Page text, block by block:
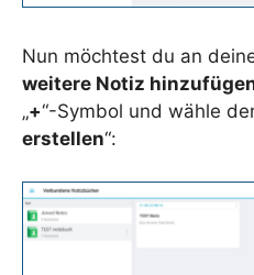
Nun möchtest du an
weitere Notiz
„+“-Symbol und wähle
erstellen“: